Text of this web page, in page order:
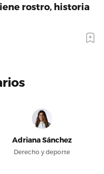
rostro, historia
Adriana Sánchez
Derecho y deporte